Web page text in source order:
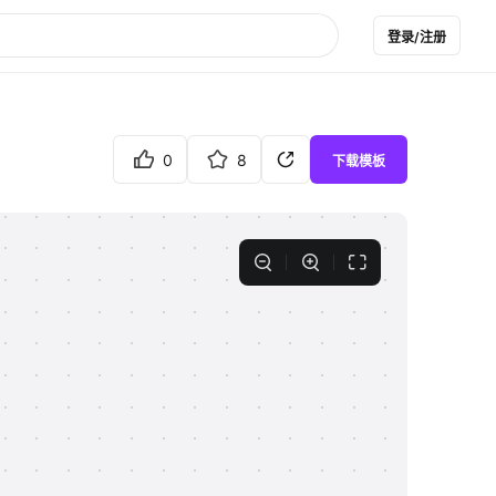
登录/注册
0 8 下载模板